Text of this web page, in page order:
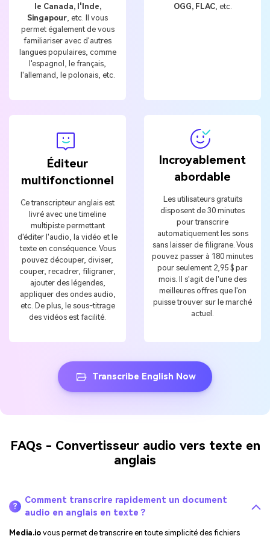
le Canada, l'Inde,
Singapour , etc. Il vous
permet également de vous
familiariser avec d'autres
langues populaires, comme
l'espagnol, le français,
l'allemand, le polonais, etc.
OGG, FLAC, etc.
Éditeur
multifonctionnel
Ce transcripteur anglais est
livré avec une timeline
multipiste permettant
d'éditer l'audio, la vidéo et le
texte en conséquence. Vous
pouvez découper, diviser,
couper, recadrer, filigraner,
ajouter des légendes,
appliquer des ondes audio,
etc. De plus, le sous-titrage
des vidéos est facilité.
Incroyablement
abordable
Les utilisateurs gratuits
disposent de 30 minutes
pour transcrire
automatiquement les sons
sans laisser de filigrane. Vous
pouvez passer à 180 minutes
pour seulement 2,95 $ par
mois. Il s'agit de l'une des
meilleures offres que l'on
puisse trouver sur le marché
actuel.
Transcribe English Now
FAQs - Convertisseur audio vers texte en
anglais
?
Comment transcrire rapidement un document
audio en anglais en texte ?
Media.io vous permet de transcrire en toute simplicité des fichiers